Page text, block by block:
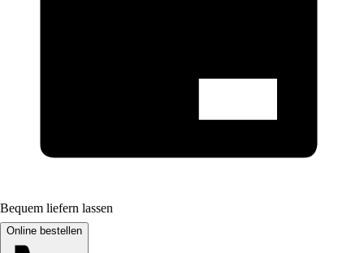
Bequem liefern lassen
Online bestellen